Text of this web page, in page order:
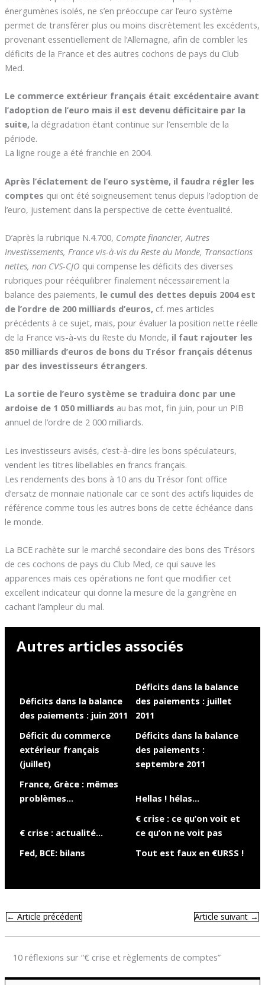
énergumènes isolés, ne s’en préoccupe car l’euro système
permet de transférer plus ou moins discrètement les excédents,
provenant essentiellement de l’Allemagne, afin de combler les
déficits de la France et des autres cochons de pays du Club
Med.
Le commerce extérieur français était excédentaire avant
l’adoption de l’euro mais il est devenu déficitaire par la
suite, la dégradation étant continue sur l’ensemble de la
période.
La ligne rouge a été franchie en 2004.
Après l’éclatement de l’euro système, il faudra régler les
comptes qui ont été soigneusement tenus depuis l’adoption de
l’euro, justement dans la perspective de cette éventualité.
D’après la rubrique N.4.700, Compte financier, Autres
Investissements, France vis-à-vis du Reste du Monde, Transactions
nettes, non CVS-CJO qui compense les déficits des diverses
rubriques pour rééquilibrer finalement nécessairement la
balance des paiements, le cumul des dettes depuis 2004 est
de l’ordre de 200 milliards d’euros, cf. mes articles
précédents à ce sujet, mais, pour évaluer la position nette réelle
de la France vis-à-vis du Reste du Monde, il faut rajouter les
850 milliards d’euros de bons du Trésor français détenus
par des investisseurs étrangers.
La sortie de l’euro système se traduira donc par une
ardoise de 1 050 milliards au bas mot, fin juin, pour un PIB
annuel de l’ordre de 2 000 milliards.
Les investisseurs avisés, c’est-à-dire les bons spéculateurs,
vendent les titres libellables en francs français.
Les rendements des bons à 10 ans du Trésor font office
d’ersatz de monnaie nationale car ce sont des actifs liquides de
référence comme tous les autres bons de cette échéance dans
le monde.
La BCE rachète sur le marché secondaire des bons des Trésors
de ces cochons de pays du Club Med, ce qui sauve les
apparences mais ces opérations ne font que modifier cet
excellent indicateur qui donne la mesure de la gangrène en
cachant l’ampleur du mal.
Autres articles associés
Déficits dans la balance
des paiements : juin 2011
Déficits dans la balance
des paiements : juillet
2011
Déficit du commerce
extérieur français
(juillet)
Déficits dans la balance
des paiements :
septembre 2011
France, Grèce : mêmes
problèmes…
Hellas ! hélas…
€ crise : actualité…
€ crise : ce qu’on voit et
ce qu’on ne voit pas
Fed, BCE: bilans
Tout est faux en €URSS !
← Article précédent Article suivant →
10 réflexions sur “€ crise et règlements de comptes”